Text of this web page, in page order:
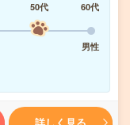
50代
60代
男性